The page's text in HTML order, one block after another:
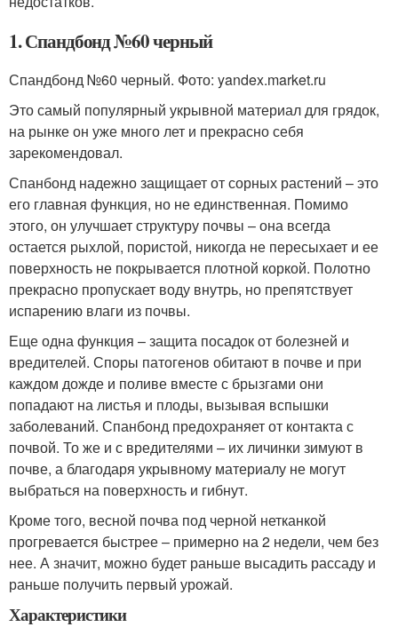
1. Спандбонд №60 черный
Спандбонд №60 черный. Фото: yandex.market.ru
Это самый популярный укрывной материал для грядок,
на рынке он уже много лет и прекрасно себя
зарекомендовал.
Спанбонд надежно защищает от сорных растений – это
его главная функция, но не единственная. Помимо
этого, он улучшает структуру почвы – она всегда
остается рыхлой, пористой, никогда не пересыхает и ее
поверхность не покрывается плотной коркой. Полотно
прекрасно пропускает воду внутрь, но препятствует
испарению влаги из почвы.
Еще одна функция – защита посадок от болезней и
вредителей. Споры патогенов обитают в почве и при
каждом дожде и поливе вместе с брызгами они
попадают на листья и плоды, вызывая вспышки
заболеваний. Спанбонд предохраняет от контакта с
почвой. То же и с вредителями – их личинки зимуют в
почве, а благодаря укрывному материалу не могут
выбраться на поверхность и гибнут.
Кроме того, весной почва под черной нетканкой
прогревается быстрее – примерно на 2 недели, чем без
нее. А значит, можно будет раньше высадить рассаду и
раньше получить первый урожай.
Характеристики